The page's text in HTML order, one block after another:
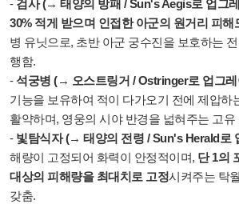
- 검사 (→ 태양의 방패 / Sun's Aegis로 업그
30% 적게 받으며 인접한 아군의 원거리 피해
병 유닛으로, 초반 아군 궁수진을 보호하는
행함.
-석궁병 (→ 오스트링거 / Ostringer로 업그레
기능을 보유하여 적이 다가오기 전에 제압하
활약하며, 영웅의 시야 반경을 넓혀주는 고
- 빛탐식자 (→ 태양의 전령 / Sun's Herald로
해량이 고정되어 화력이 안정적이며, 단 1의
대상의 피해량을 최대치로 고정시켜주는 탁
갖춤.